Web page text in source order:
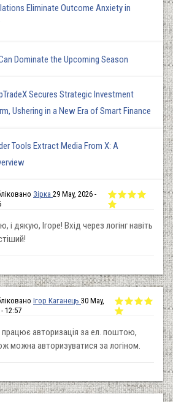
Eliminate Outcome Anxiety in
Dominate the Upcoming Season
Secures Strategic Investment
Ushering in a New Era of Smart Finance
Tools Extract Media From X: A
Зірка 29 May, 2026 -
і дякую, Ігоре! Вхід через логінг навіть
Ігор Каганець 30 May,
12:57
авторизація за ел. поштою,
можна авторизуватися за логіном.